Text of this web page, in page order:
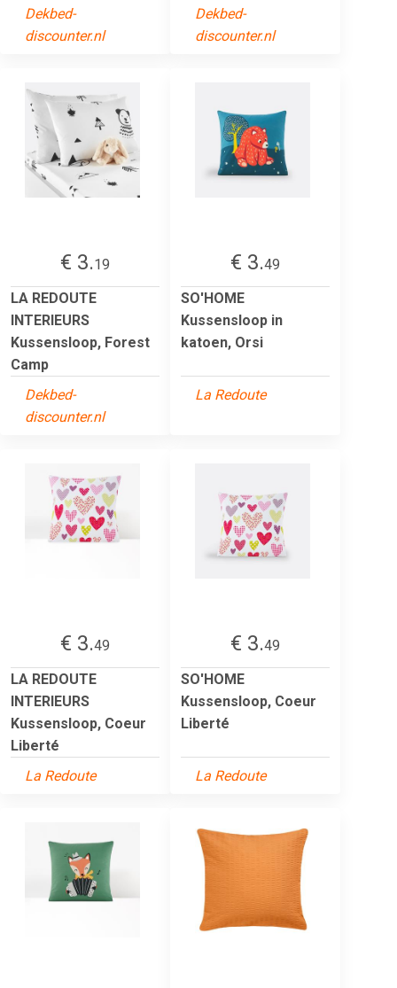
Dekbed-
discounter.nl
Dekbed-
discounter.nl
€ 3.19
LA REDOUTE
INTERIEURS
Kussensloop, Forest
Camp
Dekbed-
discounter.nl
€ 3.49
SO'HOME
Kussensloop in
katoen, Orsi
La Redoute
€ 3.49
LA REDOUTE
INTERIEURS
Kussensloop, Coeur
Liberté
La Redoute
€ 3.49
SO'HOME
Kussensloop, Coeur
Liberté
La Redoute